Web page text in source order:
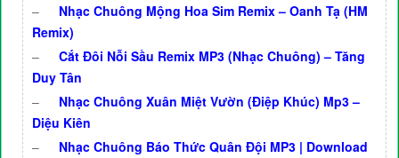
–
Nhạc Chuông Mộng Hoa Sim Remix – Oanh Tạ (HM
Remix)
–
Cắt Đôi Nỗi Sầu Remix MP3 (Nhạc Chuông) – Tăng
Duy Tân
–
Nhạc Chuông Xuân Miệt Vườn (Điệp Khúc) Mp3 –
Diệu Kiên
–
Nhạc Chuông Báo Thức Quân Đội MP3 | Download